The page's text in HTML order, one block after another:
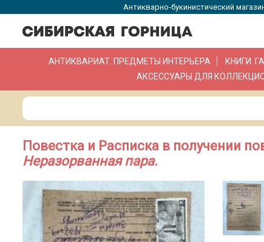
Антикварно-букинистический
АНТИКВАРИАТ. ПРЕДМЕТЫ ИНТЕРЬЕРА КНИГИ.
АКСЕССУАРЫ ДЛЯ
Повестка и Расписка в получении
Неразорванная пара.